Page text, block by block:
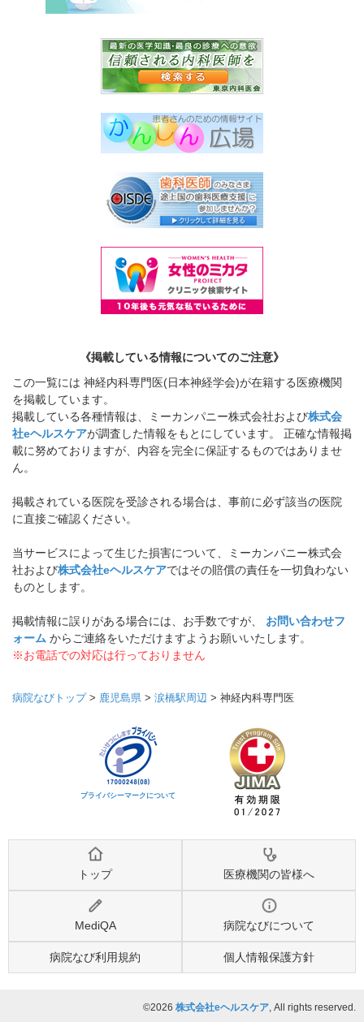
《掲載している情報についてのご注意》
この一覧には 神経内科専門医(日本神経学会)が在籍する医療機関
を掲載しています。
掲載している各種情報は、ミーカンパニー株式会社および株式会
社eヘルスケアが調査した情報をもとにしています。 正確な情報掲
載に努めておりますが、内容を完全に保証するものではありませ
ん。
掲載されている医院を受診される場合は、事前に必ず該当の医院
に直接ご確認ください。
当サービスによって生じた損害について、ミーカンパニー株式会
社および株式会社eヘルスケアではその賠償の責任を一切負わない
ものとします。
掲載情報に誤りがある場合には、お手数ですが、 お問い合わせフ
ォーム からご連絡をいただけますようお願いいたします。
※お電話での対応は行っておりません
病院なびトップ> 鹿児島県 > 涙橋駅周辺 > 神経内科専門医
プライバシーマークについて
トップ 医療機関の皆様へ
MediQA 病院なびについて
病院なび利用規約 個人情報保護方針
©2026 株式会社eヘルスケア, All rights reserved.